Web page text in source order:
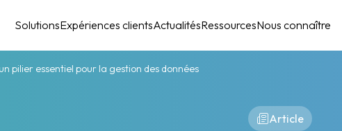
SolutionsExpériences clientsActualitésRessourcesNous connaître
pilier essentiel pour la gestion des données
Article